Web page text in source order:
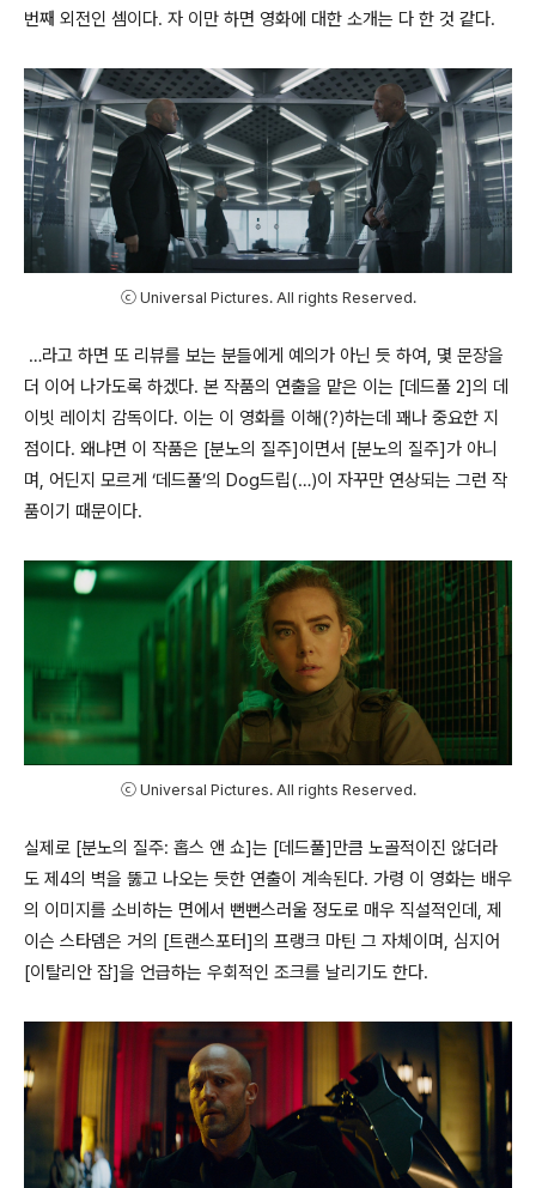
번째 외전인 셈이다. 자 이만 하면 영화에 대한 소개는 다 한 것 같다.
ⓒ Universal Pictures. All rights Reserved.
…라고 하면 또 리뷰를 보는 분들에게 예의가 아닌 듯 하여, 몇 문장을
더 이어 나가도록 하겠다. 본 작품의 연출을 맡은 이는 [데드풀 2]의 데
이빗 레이치 감독이다. 이는 이 영화를 이해(?)하는데 꽤나 중요한 지
점이다. 왜냐면 이 작품은 [분노의 질주]이면서 [분노의 질주]가 아니
며 , 어딘지 모르게 ‘데드풀’의 Dog드립(…)이 자꾸만 연상되는 그런 작
품이기 때문이다.
ⓒ Universal Pictures. All rights Reserved.
실제로 [분노의 질주: 홉스 앤 쇼]는 [데드풀]만큼 노골적이진 않더라
도 제 4의 벽을 뚫고 나오는 듯한 연출이 계속된다. 가령 이 영화는 배우
의 이미지를 소비하는 면에서 뻔뻔스러울 정도로 매우 직설적인데 , 제
이슨 스타뎀은 거의 [트랜스포터]의 프랭크 마틴 그 자체이며 , 심지어
[이탈리안 잡]을 언급하는 우회적인 조크를 날리기도 한다.